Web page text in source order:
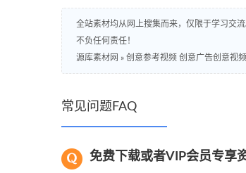
全站素材均从网上搜集而来，仅限于学习交
不负任何责任！
源库素材网 » 创意参考视频 创意广告创意视
常见问题FAQ
免费下载或者VIP会员专享